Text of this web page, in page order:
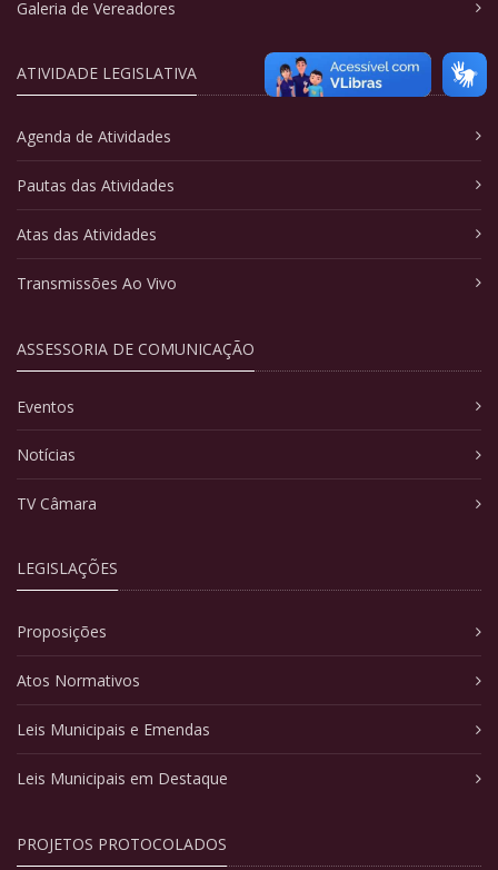
Galeria de Vereadores
ATIVIDADE LEGISLATIVA
Agenda de Atividades
Pautas das Atividades
Atas das Atividades
Transmissões Ao Vivo
ASSESSORIA DE COMUNICAÇÃO
Eventos
Notícias
TV Câmara
LEGISLAÇÕES
Proposições
Atos Normativos
Leis Municipais e Emendas
Leis Municipais em Destaque
PROJETOS PROTOCOLADOS